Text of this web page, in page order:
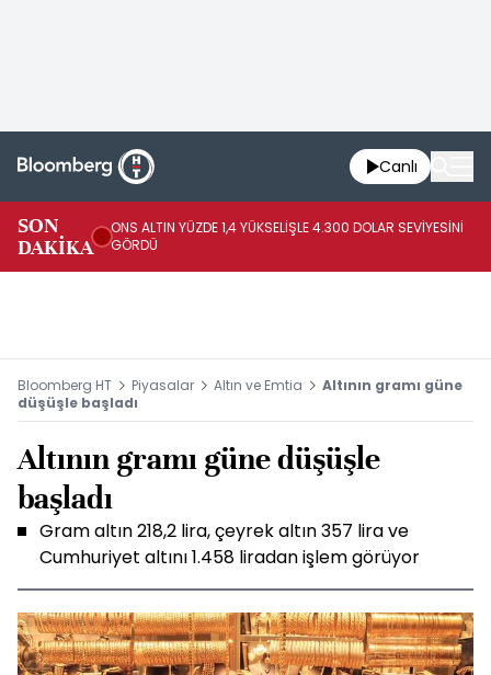
Canlı
SON
DAKİKA
ONS ALTIN YÜZDE 1,4 YÜKSELİŞLE 4.300 DOLAR SEVİYESİNİ
GÖRDÜ
Bloomberg HT Piyasalar Altın ve Emtia
Altının gramı güne
düşüşle başladı
Altının gramı güne düşüşle
başladı
Gram altın 218,2 lira, çeyrek altın 357 lira ve
Cumhuriyet altını 1.458 liradan işlem görüyor